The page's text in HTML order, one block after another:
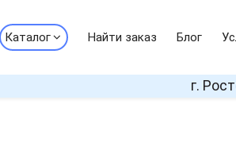
Каталог Найти заказ Блог
г.